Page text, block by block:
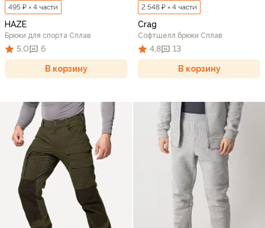
495 ₽ × 4 части
HAZE
Брюки для спорта Сплав
5,0 6
В корзину
2 548 ₽ × 4 части
Crag
Софтшелл брюки Сплав
4,8 13
В корзину